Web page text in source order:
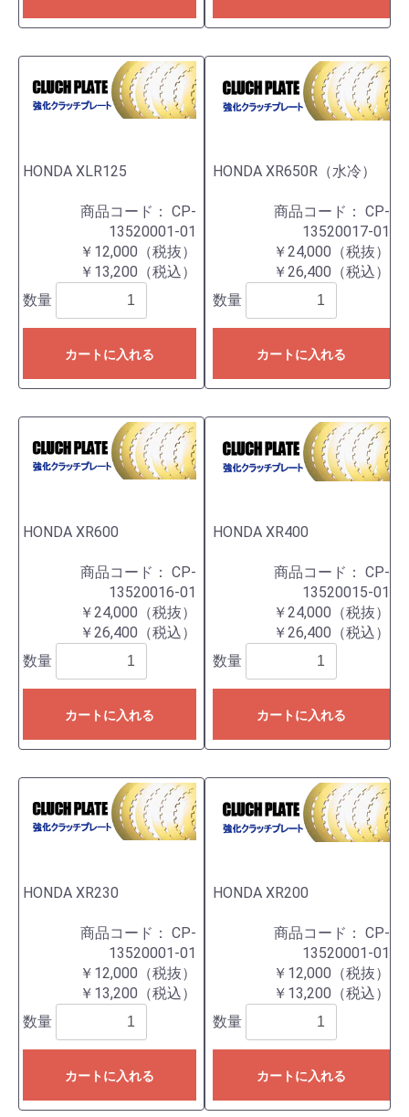
HONDA XLR125
商品コード： CP-
13520001-01
￥12,000（税抜）
￥13,200（税込）
数量
カートに入れる
HONDA XR650R（水冷）
商品コード： CP-
13520017-01
￥24,000（税抜）
￥26,400（税込）
数量
カートに入れる
HONDA XR600
商品コード： CP-
13520016-01
￥24,000（税抜）
￥26,400（税込）
数量
カートに入れる
HONDA XR400
商品コード： CP-
13520015-01
￥24,000（税抜）
￥26,400（税込）
数量
カートに入れる
HONDA XR230
商品コード： CP-
13520001-01
￥12,000（税抜）
￥13,200（税込）
数量
カートに入れる
HONDA XR200
商品コード： CP-
13520001-01
￥12,000（税抜）
￥13,200（税込）
数量
カートに入れる